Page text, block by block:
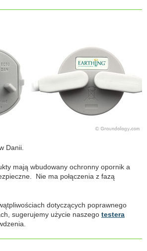
Danii.
mają wbudowany ochronny opornik a
Nie ma połączenia z fazą
dotyczących poprawnego
sugerujemy użycie naszego testera